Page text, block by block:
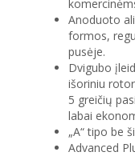
Anoduoto
formos,
pusėje.
Dvigubo
išoriniu
5 greičių
labai
„A“ tipo be
Advanced